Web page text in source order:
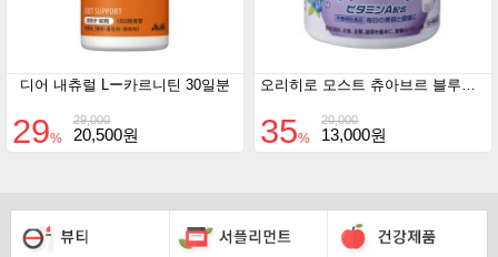
디어 내츄럴 Lー카르니틴 30일분
29,000
29% 20,500원
오리히로 모스트 츄아브르 블루베리 180정
20,000
35% 13,000원